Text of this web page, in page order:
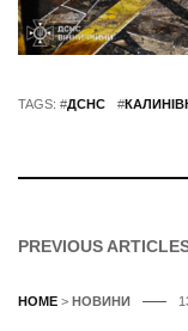
TAGS: #ДСНС #
PREVIOUS
HOME > НОВИНИ